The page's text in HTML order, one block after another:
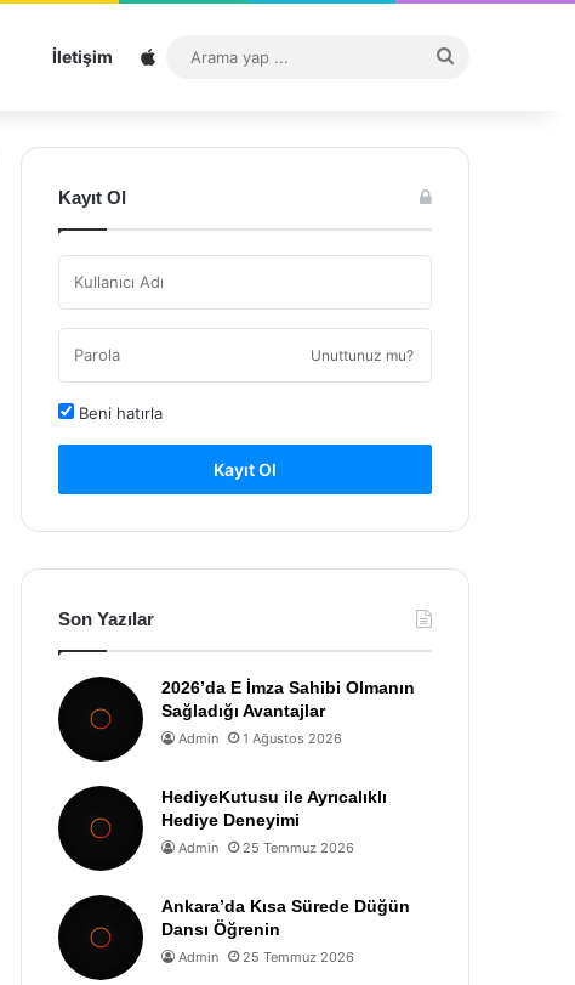
İletişim Sitemap
...
Kayıt Ol
Unuttunuz mu?
Beni hatırla
Kayıt Ol
Son Yazılar
2026’da E İmza Sahibi Olmanın
Sağladığı Avantajlar
Admin 1 Ağustos 2026
HediyeKutusu ile Ayrıcalıklı
Hediye Deneyimi
Admin 25 Temmuz 2026
Ankara’da Kısa Sürede Düğün
Dansı Öğrenin
Admin 25 Temmuz 2026